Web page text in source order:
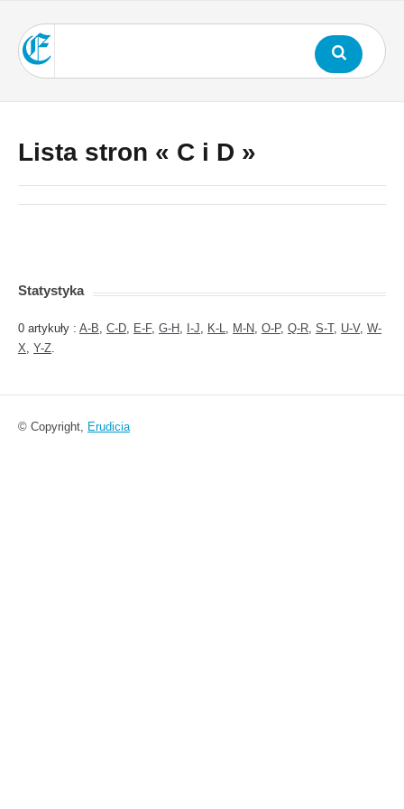
Lista stron « C i D »
Statystyka
0 artykuły : A-B, C-D, E-F, G-H , I-J, K-L, M-N, O-P, Q-R, S-T, U-V, W-
X, Y-Z.
© Copyright, Erudicia